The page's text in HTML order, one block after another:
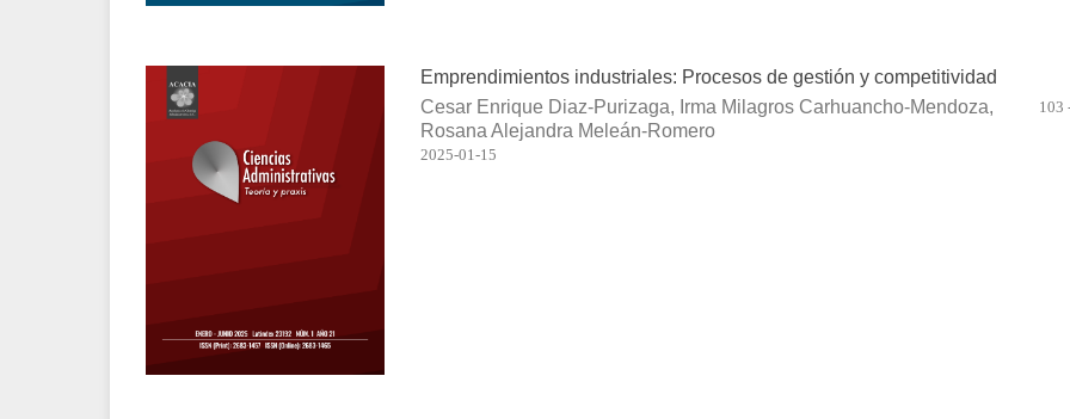
Emprendimientos industriales: Procesos de gestión y competitividad
Cesar Enrique Diaz-Purizaga, Irma Milagros Carhuancho-Mendoza,
Rosana Alejandra Meleán-Romero
103
2025-01-15